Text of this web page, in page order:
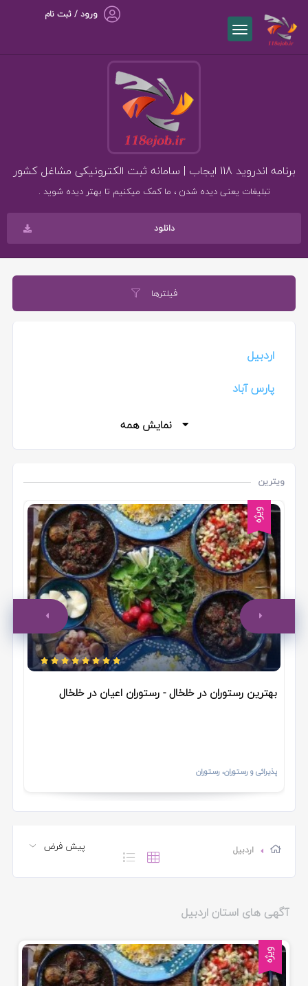
ورود / ثبت نام
برنامه اندروید 118 ایجاب | سامانه ثبت الکترونیکی مشاغل کشور
تبلیغات یعنی دیده شدن ، ما کمک میکنیم تا بهتر دیده شوید .
دانلود
فیلترها
اردبیل
پارس آباد
سرعین
مشگین شهر
هشتجین
هیر
مغان
نمین
سرعین
گرمی
نمایش همه
ویترین
ویژه
بهترین رستوران در خلخال - رستوران اعیان در خلخال
پذیرائی و رستوران، رستوران
اردبیل
آگهی های استان اردبیل
ویژه